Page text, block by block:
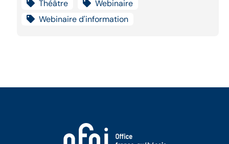
Théâtre
Webinaire
Webinaire d'information